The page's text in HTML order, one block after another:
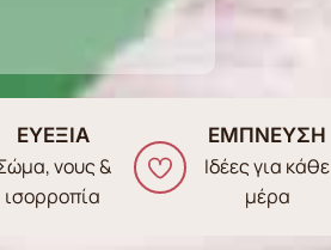
ΕΥΕΞΙΑ
νους &
ισορροπία
ΕΜΠΝΕΥΣΗ
Ιδέες για κάθε
μέρα